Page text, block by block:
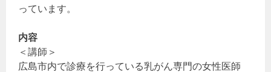
っています。
内容
＜講師＞
広島市内で診療を行っている乳がん専門の女性医師